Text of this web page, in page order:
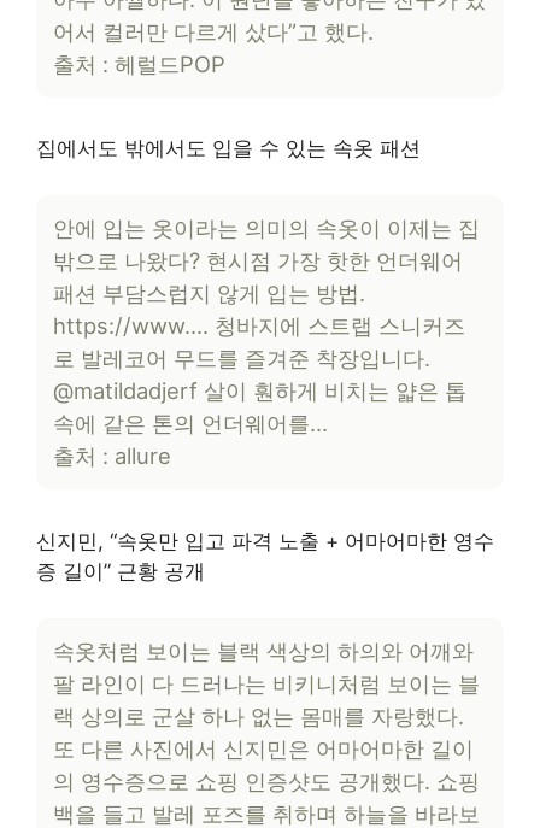
어서 컬러만 다르게 샀다”고 했다.
출처 : 헤럴드POP
집에서도 밖에서도 입을 수 있는 속옷 패션
안에 입는 옷이라는 의미의 속옷이 이제는 집
밖으로 나왔다? 현시점 가장 핫한 언더웨어
패션 부담스럽지 않게 입는 방법.
https://www…. 청바지에 스트랩 스니커즈
로 발레코어 무드를 즐겨준 착장입니다.
@matildadjerf 살이 훤하게 비치는 얇은 톱
속에 같은 톤의 언더웨어를…
출처 : allure
신지민, “속옷만 입고 파격 노출 + 어마어마한 영수
증 길이” 근황 공개
속옷처럼 보이는 블랙 색상의 하의와 어깨와
팔 라인이 다 드러나는 비키니처럼 보이는 블
랙 상의로 군살 하나 없는 몸매를 자랑했다.
또 다른 사진에서 신지민은 어마어마한 길이
의 영수증으로 쇼핑 인증샷도 공개했다. 쇼핑
백을 들고 발레 포즈를 취하며 하늘을 바라보